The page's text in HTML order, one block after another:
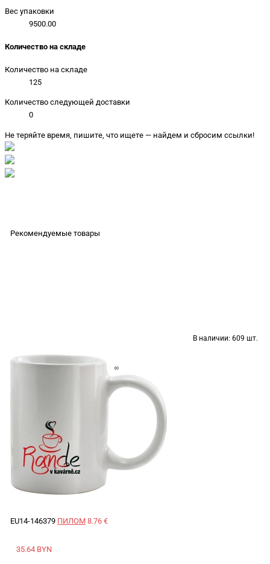
Вес упаковки
9500.00
Количество на складе
Количество на складе
125
Количество следующей доставки
0
Не теряйте время, пишите, что ищете — найдем и сбросим ссылки!
Рекомендуемые товары
В наличии: 609 шт.
EU14-146379 ПИЛОМ 8.76 €
35.64 BYN